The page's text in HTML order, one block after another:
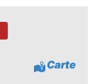
Carte